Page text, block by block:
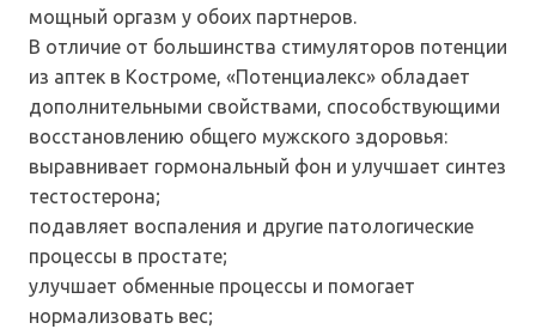
мощный оргазм у обоих партнеров.
В отличие от большинства стимуляторов потенции
из аптек в Костроме, «Потенциалекс» обладает
дополнительными свойствами, способствующими
восстановлению общего мужского здоровья:
выравнивает гормональный фон и улучшает синтез
тестостерона;
подавляет воспаления и другие патологические
процессы в простате;
улучшает обменные процессы и помогает
нормализовать вес;